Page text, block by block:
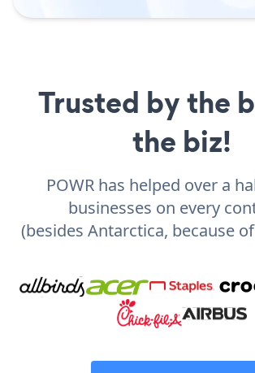
Trusted by the
the biz!
POWR has helped over a
businesses on every
(besides Antarctica, because